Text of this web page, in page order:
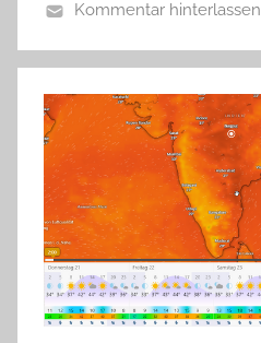
Kommentar hinterlassen